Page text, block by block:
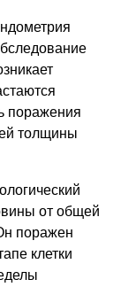
поражения
толщины
от общей
поражен
клетки